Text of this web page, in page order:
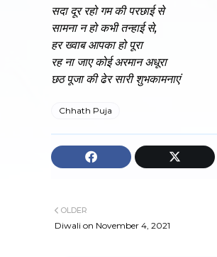
सदा दूर रहो गम की परछाई से
सामना न हो कभी तन्हाई से,
हर ख्वाब आपका हो पूरा
रह ना जाए कोई अरमान अधूरा
छठ पूजा की ढेर सारी शुभकामनाएं
Chhath Puja
OLDER
Diwali on November 4, 2021